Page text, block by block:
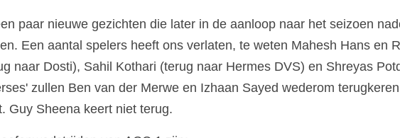
paar nieuwe gezichten die later in de aanloop naar het seizoen
Een aantal spelers heeft ons verlaten, te weten Mahesh Hans en
naar Dosti), Sahil Kothari (terug naar Hermes DVS) en Shreyas
zullen Ben van der Merwe en Izhaan Sayed wederom
Guy Sheena keert niet terug.